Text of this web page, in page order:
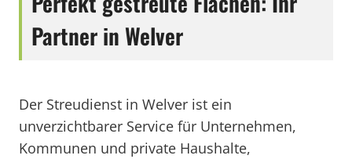
Partner in Welver
Der Streudienst in Welver ist ein
unverzichtbarer Service für Unternehmen,
Kommunen und private Haushalte,